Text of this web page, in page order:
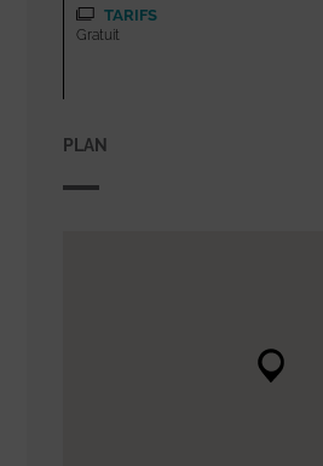
TARIFS
Gratuit
PLAN